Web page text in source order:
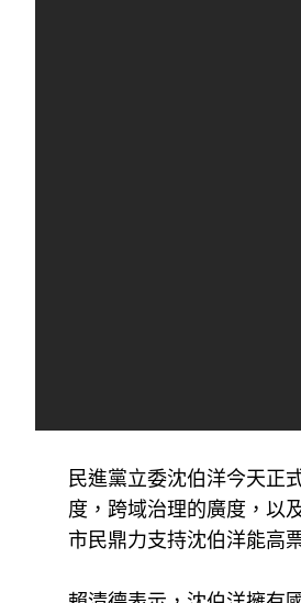
民進黨立委沈伯洋今天正
度，跨域治理的廣度，以
市民鼎力支持沈伯洋能高